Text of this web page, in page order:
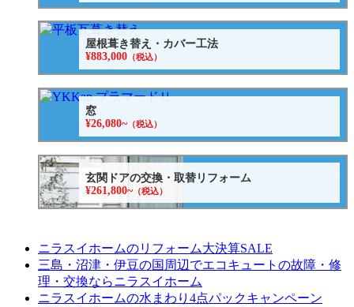
屋根葺き替え・カバー工法
¥883,000 （税込）
窓
¥26,080~（税込）
玄関ドアの交換・取替リフォーム
¥261,800~（税込）
ニラスイホームのリフォーム大決算SALE
三島・沼津・伊豆の国周辺でエコキュートの故障・修
理・交換ならニラスイホーム
ニラスイホームの水まわり4点パックキャンペーン